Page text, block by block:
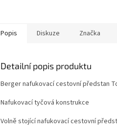
Popis Diskuze Značka
Detailní popis produktu
Berger nafukovací cestovní předstan
Nafukovací tyčová konstrukce
Volně stojící nafukovací cestovní